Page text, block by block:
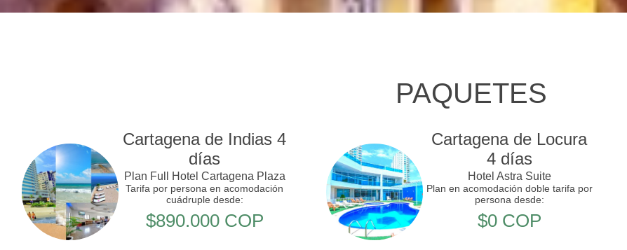
PAQUETES
Cartagena de Indias 4
días
Plan Full Hotel Cartagena Plaza
Tarifa por persona en acomodación
cuádruple desde:
$890.000 COP
Cartagena de Locura
4 días
Hotel Astra Suite
Plan en acomodación doble tarifa por
persona desde:
$0 COP